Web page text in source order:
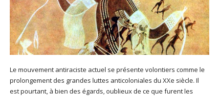
Le mouvement antiraciste actuel se présente volontiers comme le
prolongement des grandes luttes anticoloniales du XXe siècle. Il
est pourtant, à bien des égards, oublieux de ce que furent les